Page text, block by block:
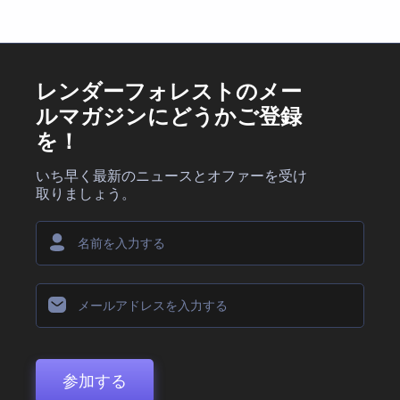
レンダーフォレストのメー
ルマガジンにどうかご登録
を！
いち早く最新のニュースとオファーを受け
取りましょう。
参加する